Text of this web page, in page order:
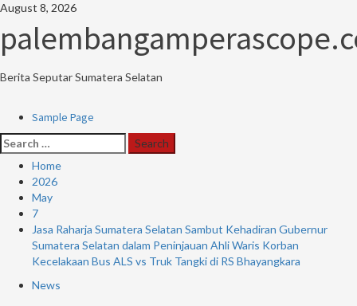
Skip
content
August 8, 2026
Berita Seputar Sumatera Selatan
Primary
Menu
Sample Page
Search
for:
Home
2026
May
7
Jasa Raharja Sumatera Selatan Sambut Kehadiran Gubernur
Sumatera Selatan dalam Peninjauan Ahli Waris Korban
Kecelakaan Bus ALS vs Truk Tangki di RS Bhayangkara
News